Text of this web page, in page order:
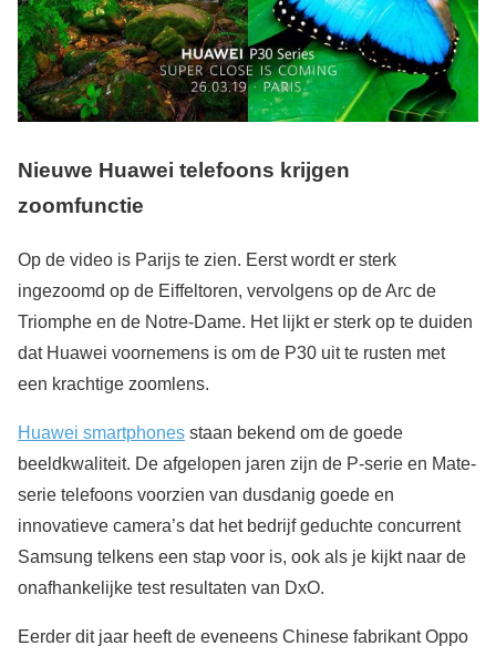
Nieuwe Huawei telefoons krijgen
zoomfunctie
Op de video is Parijs te zien. Eerst wordt er sterk
ingezoomd op de Eiffeltoren, vervolgens op de Arc de
Triomphe en de Notre-Dame. Het lijkt er sterk op te duiden
dat Huawei voornemens is om de P30 uit te rusten met
een krachtige zoomlens.
Huawei smartphones staan bekend om de goede
beeldkwaliteit. De afgelopen jaren zijn de P-serie en Mate-
serie telefoons voorzien van dusdanig goede en
innovatieve camera’s dat het bedrijf geduchte concurrent
Samsung telkens een stap voor is, ook als je kijkt naar de
onafhankelijke test resultaten van DxO.
Eerder dit jaar heeft de eveneens Chinese fabrikant Oppo